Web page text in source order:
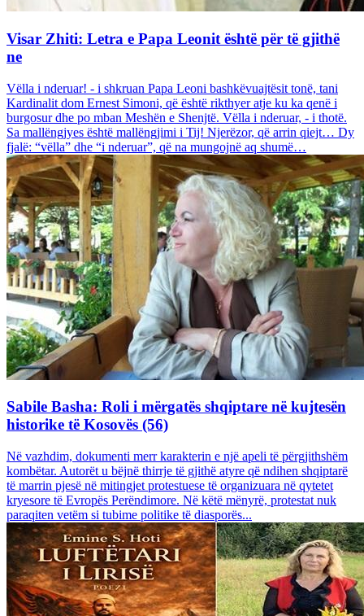
Visar Zhiti: Letra e Papa Leonit është për të gjithë
ne
Vëlla i nderuar! - i shkruan Papa Leoni bashkëvuajtësit tonë, tani
Kardinalit dom Ernest Simoni, që është rikthyer atje ku ka qenë i
burgosur dhe po mban Meshën e Shenjtë. Vëlla i nderuar, - i thotë.
Sa mallëngjyes është mallëngjimi i Tij! Njerëzor, që arrin qiejt… Dy
fjalë: “vëlla” dhe “i nderuar”, që na mungojnë aq shumë…
Sabile Basha: Roli i mërgatës shqiptare në kujtesën
historike të Kosovës (56)
Në vazhdim, dokumenti merr karakterin e një apeli të përgjithshëm
kombëtar. Autorët u bëjnë thirrje të gjithë atyre që ndihen shqiptarë
të marrin pjesë në mitingjet protestuese të organizuara në qytetet
kryesore të Evropës Perëndimore. Në këtë mënyrë, protestat nuk
paraqiten vetëm si tubime politike të diasporës...